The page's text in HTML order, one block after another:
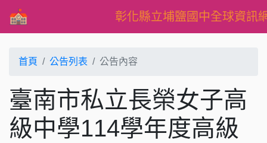
彰化縣立埔鹽國中全球資訊
首頁 公告列表 公告內容
臺南市私立長榮女子高
級中學114學年度高級